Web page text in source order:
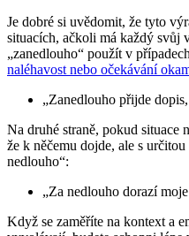
Je dobré si uvědomit, že tyto
situacích, ačkoli má každý svůj
„zanedlouho“ použít v
naléhavost nebo očekávání
„Zanedlouho přijde
Na druhé straně, pokud situace
že k něčemu dojde, ale s
nedlouho“:
„Za nedlouho dorazí
Když se zaměříte na kontext a